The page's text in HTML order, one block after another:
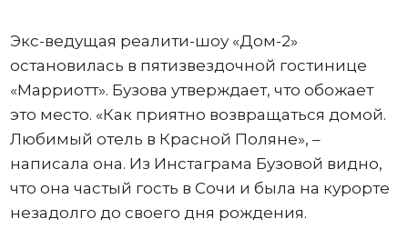
Экс-ведущая реалити-шоу «Дом-2»
остановилась в пятизвездочной гостинице
«Марриотт». Бузова утверждает, что обожает
это место. «Как приятно возвращаться домой.
Любимый отель в Красной Поляне», –
написала она. Из Инстаграма Бузовой видно,
что она частый гость в Сочи и была на курорте
незадолго до своего дня рождения.